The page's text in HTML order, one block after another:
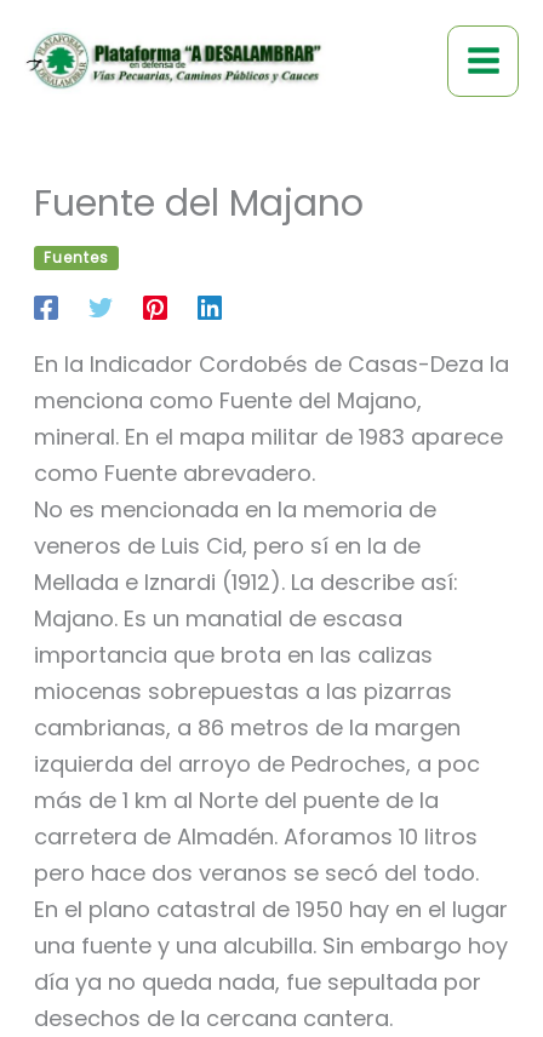
contenido
Fuente del Majano
Fuentes
En la Indicador Cordobés de Casas-Deza la
menciona como Fuente del Majano,
mineral. En el mapa militar de 1983 aparece
como Fuente abrevadero.
No es mencionada en la memoria de
veneros de Luis Cid, pero sí en la de
Mellada e Iznardi (1912). La describe así:
Majano. Es un manatial de escasa
importancia que brota en las calizas
miocenas sobrepuestas a las pizarras
cambrianas, a 86 metros de la margen
izquierda del arroyo de Pedroches, a poc
más de 1 km al Norte del puente de la
carretera de Almadén. Aforamos 10 litros
pero hace dos veranos se secó del todo.
En el plano catastral de 1950 hay en el lugar
una fuente y una alcubilla. Sin embargo hoy
día ya no queda nada, fue sepultada por
desechos de la cercana cantera.